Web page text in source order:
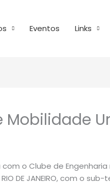
Eventos Links
o Clube de
DE JANEIRO, com o sub-